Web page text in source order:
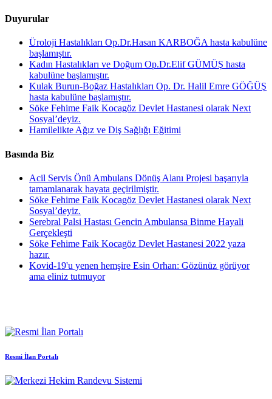
Duyurular
Üroloji Hastalıkları Op.Dr.Hasan KARBOĞA hasta kabulüne
başlamıştır.
Kadın Hastalıkları ve Doğum Op.Dr.Elif GÜMÜŞ hasta
kabulüne başlamıştır.
Kulak Burun-Boğaz Hastalıkları Op. Dr. Halil Emre GÖĞÜŞ
hasta kabulüne başlamıştır.
Söke Fehime Faik Kocagöz Devlet Hastanesi olarak Next
Sosyal’deyiz.
Hamilelikte Ağız ve Diş Sağlığı Eğitimi
Basında Biz
Acil Servis Önü Ambulans Dönüş Alanı Projesi başarıyla
tamamlanarak hayata geçirilmiştir.
Söke Fehime Faik Kocagöz Devlet Hastanesi olarak Next
Sosyal’deyiz.
Serebral Palsi Hastası Gencin Ambulansa Binme Hayali
Gerçekleşti
Söke Fehime Faik Kocagöz Devlet Hastanesi 2022 yaza
hazır.
Kovid-19'u yenen hemşire Esin Orhan: Gözünüz görüyor
ama eliniz tutmuyor
Resmi İlan Portalı